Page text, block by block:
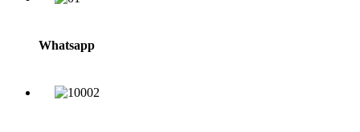
Whatsapp